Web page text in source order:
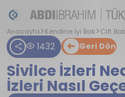
Anasayfa Kendine İyi Bak Cilt
1432 Geri Dön
Sivilce İzleri
İzleri Nasıl